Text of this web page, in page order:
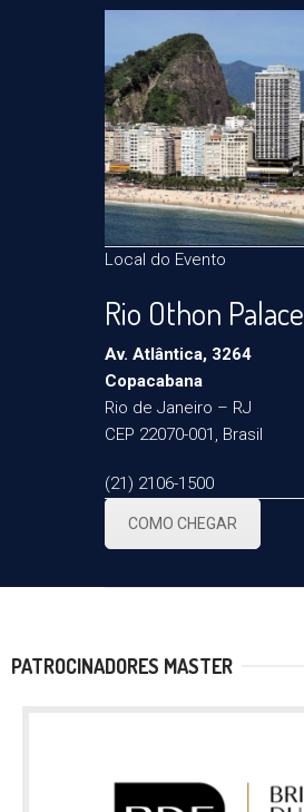
Local do Evento
Rio Othon Palace
Av. Atlântica, 3264
Copacabana
Rio de Janeiro – RJ
CEP 22070-001, Brasil
(21) 2106-1500
COMO CHEGAR
PATROCINADORES MASTER